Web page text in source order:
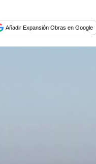
Añadir Expansión Obras en Google